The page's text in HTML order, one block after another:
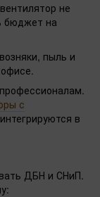
не
бюджет на
пыль и
с
в
ДБН и СНиП.